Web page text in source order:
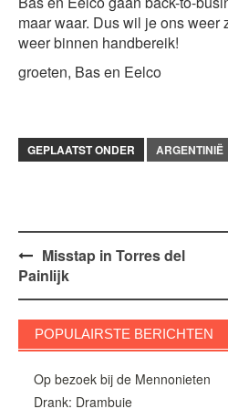
maar waar. Dus wil je ons weer
weer binnen handbereik!
groeten, Bas en Eelco
GEPLAATST ONDER ARGENTINIË
Bericht
navigatie
Misstap in Torres del
Painlijk
POPULAIRSTE BERICHTEN
Op bezoek bij de Mennonieten
Drank: Drambuie